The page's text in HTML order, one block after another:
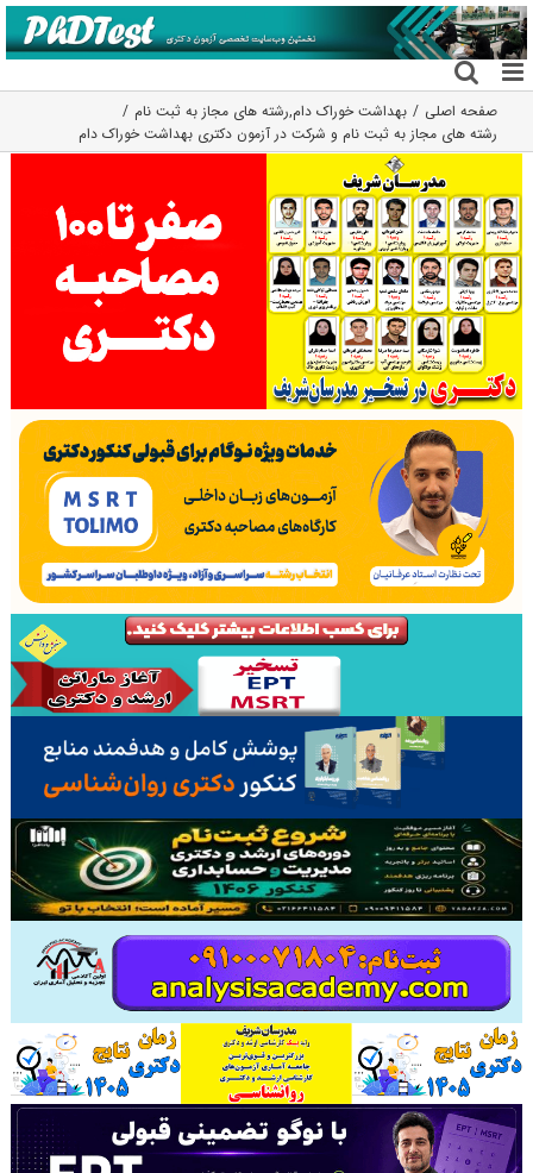
رفتن
به
محتوا
صفحه اصلی بهداشت خوراک دام,رشته های مجاز به ثبت نام
رشته های مجاز به ثبت نام و شرکت در آزمون دکتری بهداشت خوراک دام